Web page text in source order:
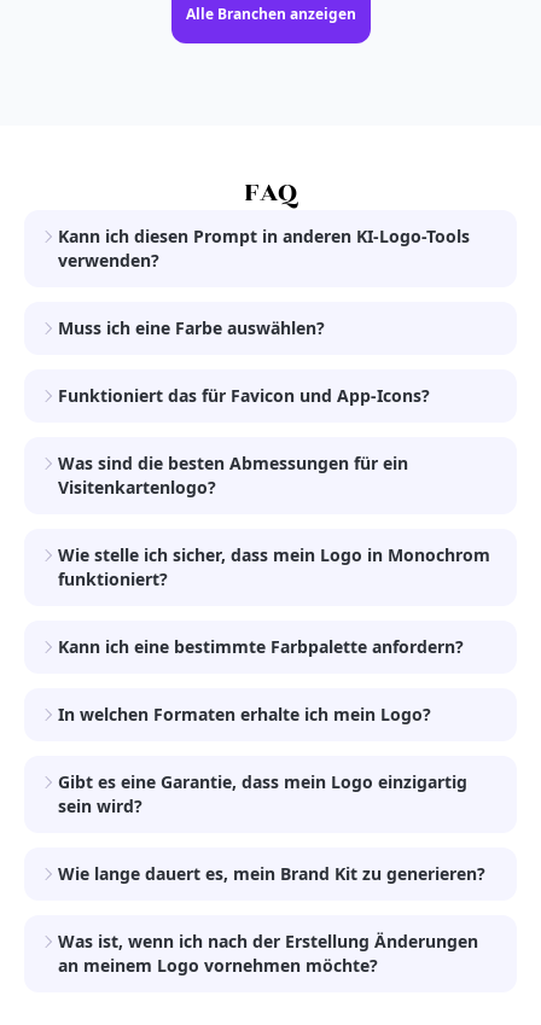
Alle Branchen anzeigen
FAQ
Kann ich diesen Prompt in anderen KI-Logo-Tools
verwenden?
Muss ich eine Farbe auswählen?
Funktioniert das für Favicon und App-Icons?
Was sind die besten Abmessungen für ein
Visitenkartenlogo?
Wie stelle ich sicher, dass mein Logo in Monochrom
funktioniert?
Kann ich eine bestimmte Farbpalette anfordern?
In welchen Formaten erhalte ich mein Logo?
Gibt es eine Garantie, dass mein Logo einzigartig
sein wird?
Wie lange dauert es, mein Brand Kit zu generieren?
Was ist, wenn ich nach der Erstellung Änderungen
an meinem Logo vornehmen möchte?